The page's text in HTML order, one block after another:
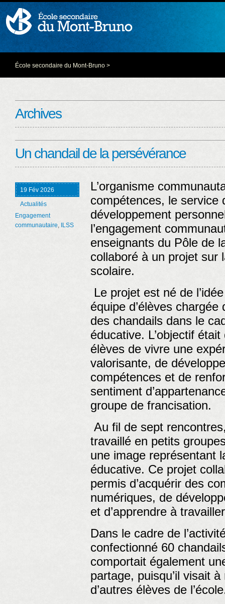
École secondaire du Mont-Bruno >
Archives
Un chandail de la persévérance
19 Fév 2026
Actualités
Engagement
communautaire, ILSS
L’organisme
compétences, le service
développement
l’engagement
enseignants du Pôle de
collaboré à un projet sur
scolaire.
Le projet est né de
équipe d’élèves
des chandails dans le
éducative. L’objectif
élèves de vivre une
valorisante, de
compétences et de
sentiment
groupe de francisation.
Au fil de sept
travaillé en petits
une image représentant
éducative. Ce projet
permis d’acquérir des
numériques, de
et d’apprendre à
Dans le cadre de
confectionné 60
comportait également
partage, puisqu’il visait
d’autres élèves de